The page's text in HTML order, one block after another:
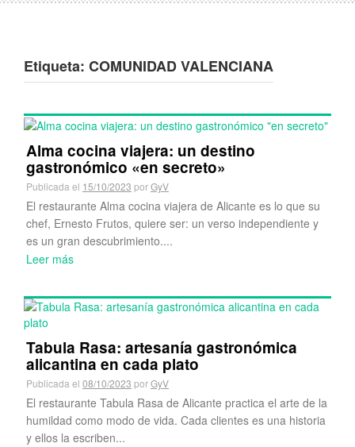
Etiqueta: COMUNIDAD VALENCIANA
Alma cocina viajera: un destino
gastronómico «en secreto»
Publicada el 15/10/2023 porGyV
El restaurante Alma cocina viajera de Alicante es lo que su
chef, Ernesto Frutos, quiere ser: un verso independiente y
es un gran descubrimiento....
Leer más
Tabula Rasa: artesanía gastronómica
alicantina en cada plato
Publicada el 08/10/2023 porGyV
El restaurante Tabula Rasa de Alicante practica el arte de la
humildad como modo de vida. Cada clientes es una historia
y ellos la escriben...